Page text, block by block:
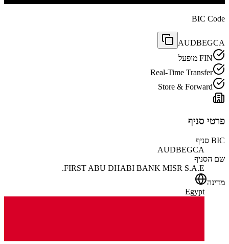
BIC Code
AUDBEGCA
FIN מופעל
Real-Time Transfer
Store & Forward
פרטי סניף
BIC סניף
AUDBEGCA
שם הסניף
FIRST ABU DHABI BANK MISR S.A.E.
מדינה
Egypt